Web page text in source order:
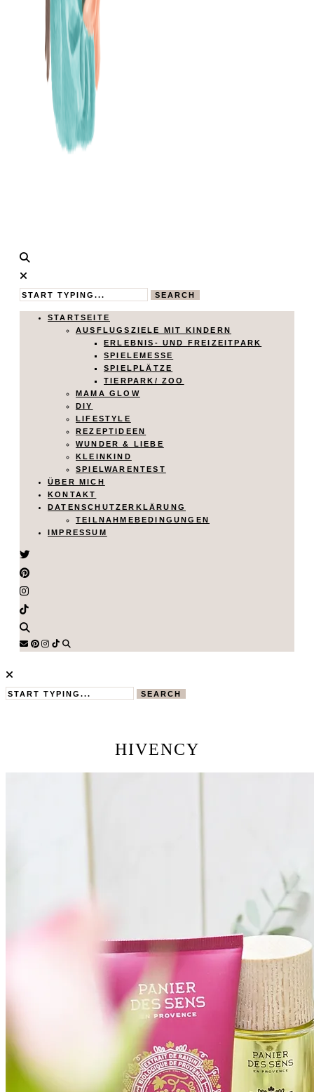
Calistas
Traum
MAMABLOG
SEARCH
STARTSEITE
AUSFLUGSZIELE MIT KINDERN
ERLEBNIS- UND FREIZEITPARK
SPIELEMESSE
SPIELPLÄTZE
TIERPARK/ ZOO
MAMA GLOW
DIY
LIFESTYLE
REZEPTIDEEN
WUNDER & LIEBE
KLEINKIND
SPIELWARENTEST
ÜBER MICH
KONTAKT
DATENSCHUTZERKLÄRUNG
TEILNAHMEBEDINGUNGEN
IMPRESSUM
SEARCH
HIVENCY